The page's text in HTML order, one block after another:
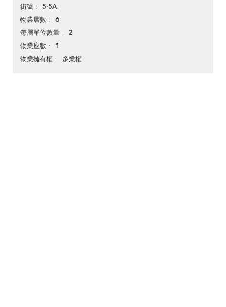
街號 5-5A
物業層數 6
每層單位數量 2
物業座數 1
物業擁有權 多業權